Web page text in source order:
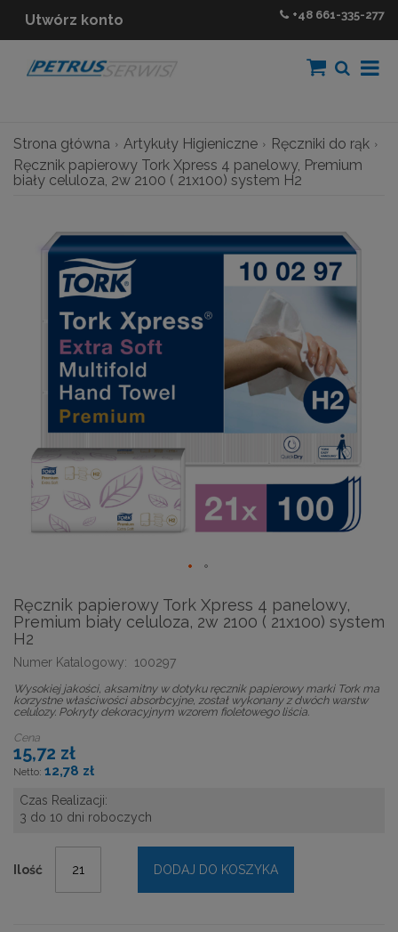
Utwórz konto +48 661-335-277
Strona główna Artykuły Higieniczne
Ręczniki do rąk
Ręcznik papierowy Tork Xpress 4 panelowy, Premium
biały celuloza, 2w 2100 ( 21x100) system H2
Ręcznik papierowy Tork Xpress 4 panelowy,
Premium biały celuloza, 2w 2100 ( 21x100) system
H2
Numer Katalogowy: 100297
Wysokiej jakości, aksamitny w dotyku ręcznik papierowy marki Tork ma
korzystne właściwości absorbcyjne, został wykonany z dwóch warstw
celulozy. Pokryty dekoracyjnym wzorem fioletowego liścia.
Cena
15,72 zł
12,78 zł
Czas Realizacji:
3 do 10 dni roboczych
Ilość DODAJ DO KOSZYKA